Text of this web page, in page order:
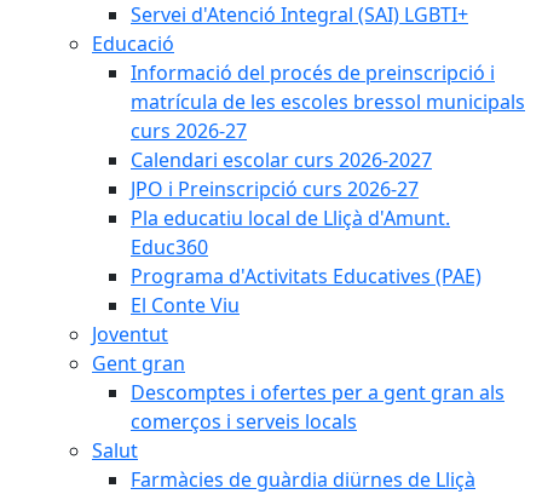
Servei d'Atenció Integral (SAI) LGBTI+
Educació
Informació del procés de preinscripció i
matrícula de les escoles bressol municipals
curs 2026-27
Calendari escolar curs 2026-2027
JPO i Preinscripció curs 2026-27
Pla educatiu local de Lliçà d'Amunt.
Educ360
Programa d'Activitats Educatives (PAE)
El Conte Viu
Joventut
Gent gran
Descomptes i ofertes per a gent gran als
comerços i serveis locals
Salut
Farmàcies de guàrdia diürnes de Lliçà